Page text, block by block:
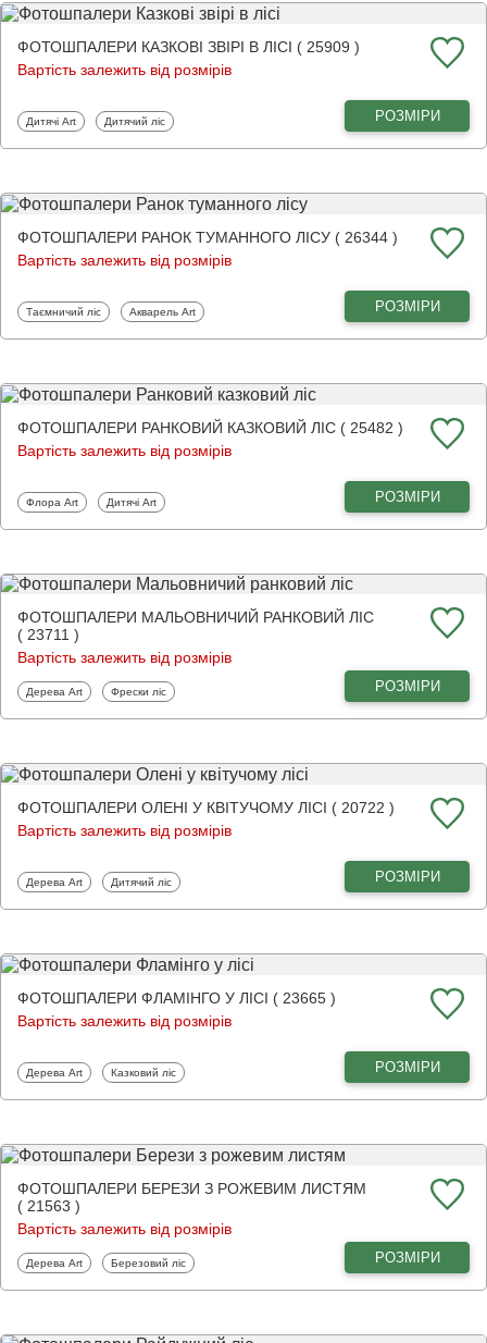
ФОТОШПАЛЕРИ КАЗКОВІ ЗВІРІ В ЛІСІ ( 25909 )
Вартість залежить від розмірів
Фотошпалери
Дитячі Art Фотошпалери
Дитячий ліс РОЗМІРИ
ФОТОШПАЛЕРИ РАНОК ТУМАННОГО ЛІСУ ( 26344 )
Вартість залежить від розмірів
Фотошпалери
Таємничий ліс Фотошпалери
Акварель Art РОЗМІРИ
ФОТОШПАЛЕРИ РАНКОВИЙ КАЗКОВИЙ ЛІС ( 25482 )
Вартість залежить від розмірів
Фотошпалери
Флора Art Фотошпалери
Дитячі Art РОЗМІРИ
ФОТОШПАЛЕРИ МАЛЬОВНИЧИЙ РАНКОВИЙ ЛІС
( 23711 )
Вартість залежить від розмірів
Фотошпалери
Дерева Art Фотошпалери
Фрески ліс РОЗМІРИ
ФОТОШПАЛЕРИ ОЛЕНІ У КВІТУЧОМУ ЛІСІ ( 20722 )
Вартість залежить від розмірів
Фотошпалери
Дерева Art Фотошпалери
Дитячий ліс РОЗМІРИ
ФОТОШПАЛЕРИ ФЛАМІНГО У ЛІСІ ( 23665 )
Вартість залежить від розмірів
Фотошпалери
Дерева Art Фотошпалери
Казковий ліс РОЗМІРИ
ФОТОШПАЛЕРИ БЕРЕЗИ З РОЖЕВИМ ЛИСТЯМ
( 21563 )
Вартість залежить від розмірів
Фотошпалери
Дерева Art Фотошпалери
Березовий ліс РОЗМІРИ